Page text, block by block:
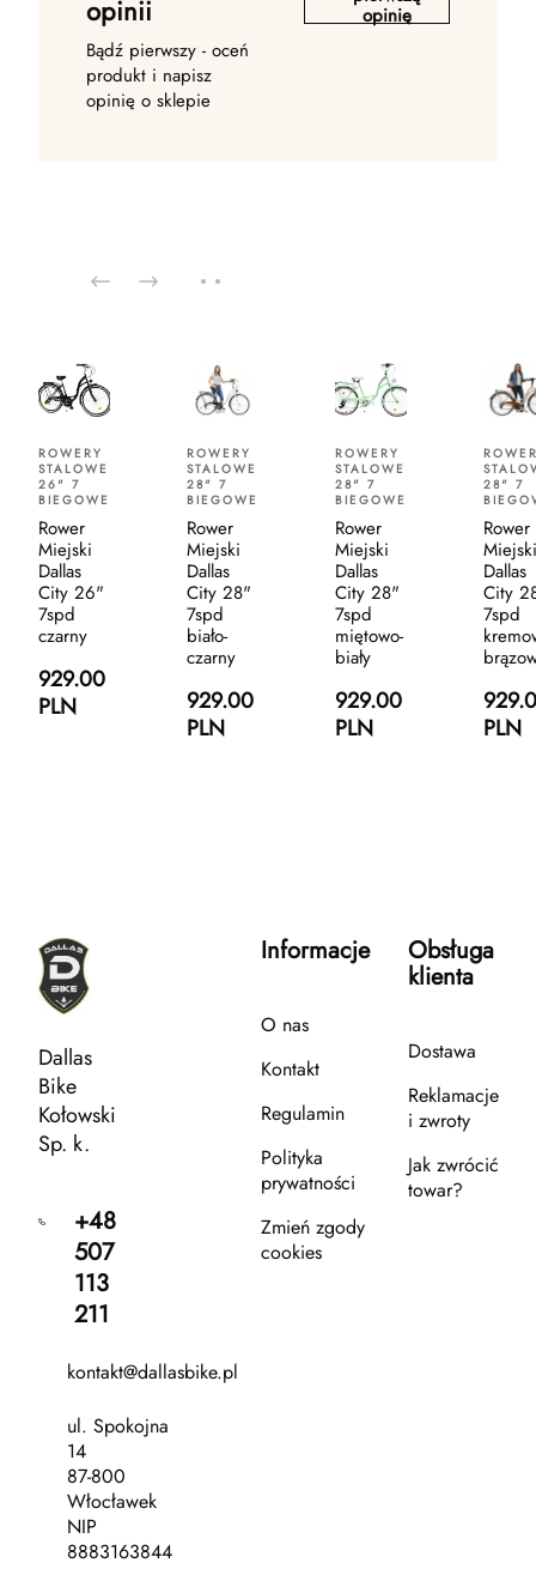
opinii
Bądź pierwszy - oceń
produkt i napisz
opinię o sklepie
opinię
ROWERY
STALOWE
26" 7
BIEGOWE
Rower
Miejski
Dallas
City 26"
7spd
czarny
929.00
PLN
ROWERY
STALOWE
28" 7
BIEGOWE
Rower
Miejski
Dallas
City 28"
7spd
biało-
czarny
929.00
PLN
ROWERY
STALOWE
28" 7
BIEGOWE
Rower
Miejski
Dallas
City 28"
7spd
miętowo-
biały
929.00
PLN
28" 7
Rower
Miejski
Dallas
City
7spd
PLN
Dallas
Bike
Kołowski
Sp. k.
+48
507
113
211
kontakt@dallasbike.pl
ul. Spokojna
14
87-800
Włocławek
NIP
8883163844
Informacje
O nas
Kontakt
Regulamin
Polityka
prywatności
Zmień zgody
cookies
Obsługa
klienta
Dostawa
Reklamacje
i zwroty
Jak zwrócić
towar?